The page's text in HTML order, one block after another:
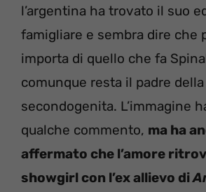
l’argentina ha trovato il suo
famigliare e sembra dire che
importa di quello che fa
comunque resta il padre della
secondogenita. L’immagine
qualche commento, ma ha
affermato che l’amore
showgirl con l’ex allievo di